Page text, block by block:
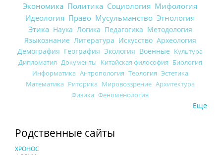
Экономика Политика Социология Мифология
Идеология Право Мусульманство Этнология
Этика Наука Логика Педагогика Методология
Языкознание Литература Искусство Археология
Демография География Экология Военные Культура
Дипломатия Документы Китайская философия Биология
Информатика Антропология Теология Эстетика
Математика Риторика Мировоззрение Архитектура
Физика Феноменология
Еще
Родственные сайты
ХРОНОС